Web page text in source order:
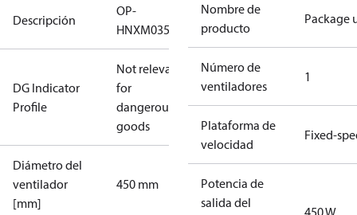
Descripción
OP-
HNXM0350UWK000N
DG Indicator
Profile
Not relevant
for
dangerous
goods
Diámetro del
ventilador
[mm]
450 mm
Nombre de
producto
Package
Número de
ventiladores
1
Plataforma de
velocidad
Fixed-
Potencia de
salida del
450 W